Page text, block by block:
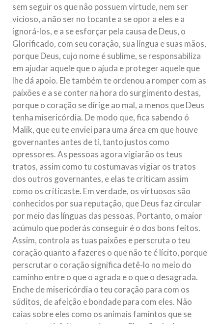
sem seguir os que não possuem virtude, nem ser
vicioso, a não ser no tocante a se opor a eles e a
ignorá-los, e a se esforçar pela causa de Deus, o
Glorificado, com seu coração, sua língua e suas mãos,
porque Deus, cujo nome é sublime, se responsabiliza
em ajudar aquele que o ajuda e proteger aquele que
lhe dá apoio. Ele também te ordenou a romper com as
paixões e a se conter na hora do surgimento destas,
porque o coração se dirige ao mal, a menos que Deus
tenha misericórdia. De modo que, fica sabendo ó
Malik, que eu te enviei para uma área em que houve
governantes antes de ti, tanto justos como
opressores. As pessoas agora vigiarão os teus
tratos, assim como tu costumavas vigiar os tratos
dos outros governantes, e elas te criticam assim
como os criticaste. Em verdade, os virtuosos são
conhecidos por sua reputação, que Deus faz circular
por meio das línguas das pessoas. Portanto, o maior
acúmulo que poderás conseguir é o dos bons feitos.
Assim, controla as tuas paixões e perscruta o teu
coração quanto a fazeres o que não te é lícito, porque
perscrutar o coração significa detê-lo no meio do
caminho entre o que o agrada e o que o desagrada.
Enche de misericórdia o teu coração para com os
súditos, de afeição e bondade para com eles. Não
caias sobre eles como os animais famintos que se